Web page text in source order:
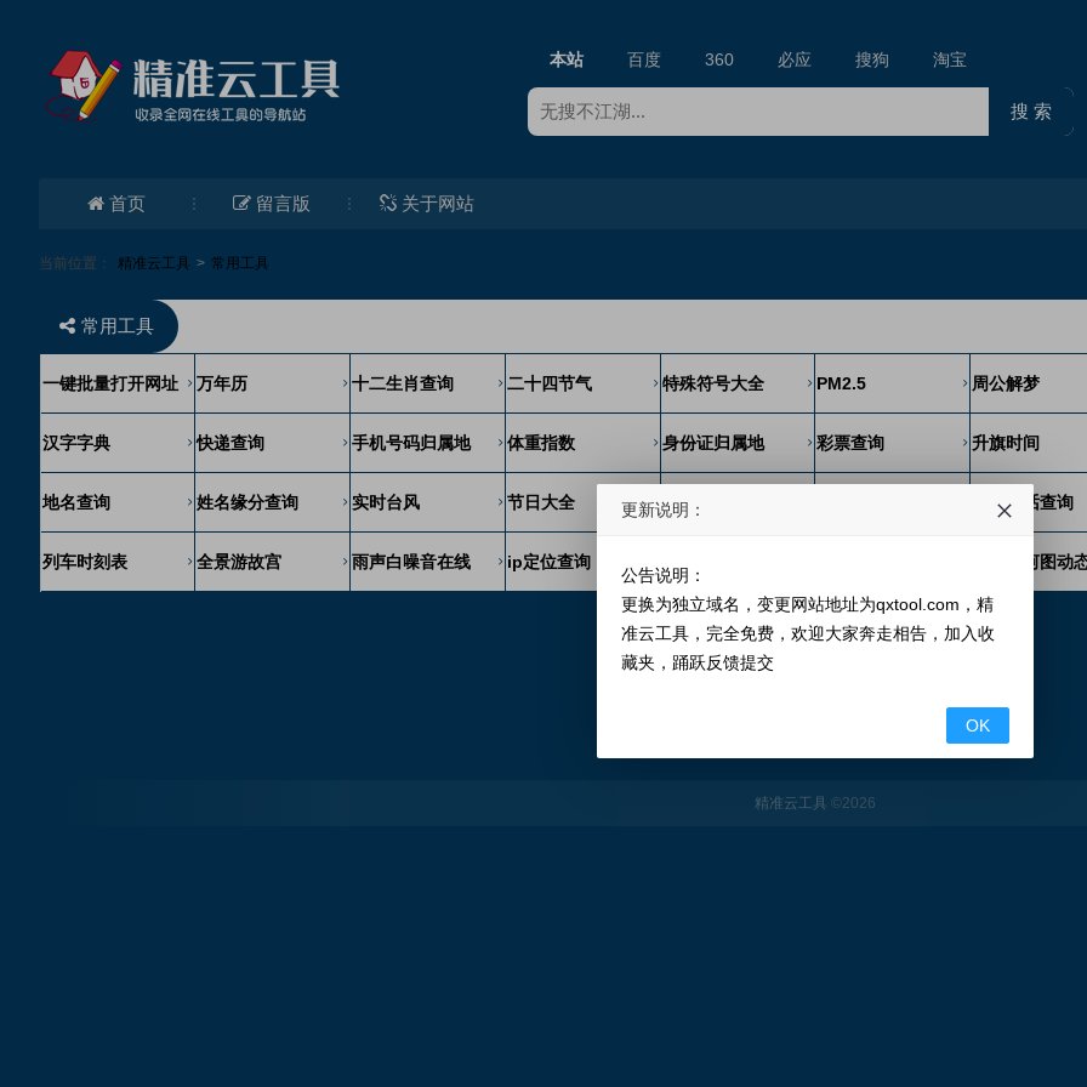
本站 百度 360 必应 搜狗 淘宝
首页 留言版 关于网站
当前位置： 精准云工具 > 常用工具
常用工具
一键批量打开网址 万年历 十二生肖查询 二十四节气 特殊符号大全 PM2.5 周公解梦
汉字字典 快递查询 手机号码归属地 体重指数 身份证归属地 彩票查询 升旗时间
地名查询 姓名缘分查询 实时台风 节日大全 历史上的今天 固定电话查询
列车时刻表 全景游故宫 雨声白噪音在线 ip定位查询
‹‹ 1 ››
精准云工具 ©2026
更新说明：
公告说明：
更换为独立域名，变更网站地址为qxtool.com，精
准云工具，完全免费，欢迎大家奔走相告，加入收
藏夹，踊跃反馈提交
OK